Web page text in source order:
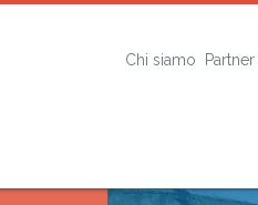
Chi siamo Partner